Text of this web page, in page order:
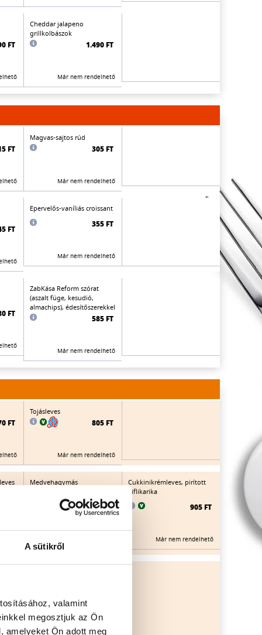
A sütikről
valamint
megosztjuk az Ön
amelyeket Ön adott meg
FT
Cheddar jalapeno
grillkolbászok
1.490 FT
Már nem rendelhető
FT
Magvas-sajtos rúd
305 FT
Már nem rendelhető
FT
Epervelős-vaníliás croissant
355 FT
Már nem rendelhető
FT
ZabKása Reform szórat
(aszalt füge, kesudió,
almachips), édesítőszerekkel
585 FT
Már nem rendelhető
FT
Tojásleves
805 FT
Már nem rendelhető
Medvehagymás
mozzarellagolyókkal
910 FT
Már nem rendelhető
Cukkinikrémleves, pirított
kiflikarika
905 FT
Már nem rendelhető
Már nem rendelhető